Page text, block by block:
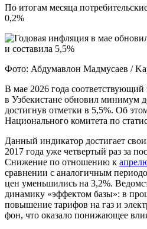
По итогам месяца
0,2%
Фото: Абдумавлон Мадмусаев /
В мае 2026 года соответствующий
в Узбекистане обновил минимум
достигнув отметки в 5,5%. Об
Национального комитета по
Данный индикатор достигает
2017 года уже четвертый раз за
Снижение по отношению к
сравнении с аналогичным
цен уменьшились на 3,2%.
динамику «эффектом базы»: в
повышение тарифов на газ и
фон, что оказало понижающее